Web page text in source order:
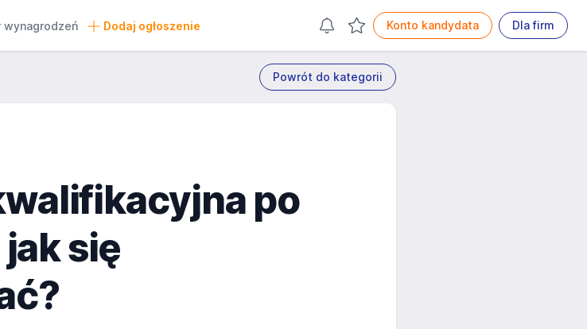
wynagrodzeń Dodaj ogłoszenie Konto kandydata Dla firm
Powrót do kategorii
po
się